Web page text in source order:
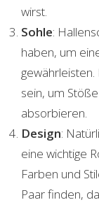
wirst.
Sohle:
haben, um
sein, um
absorbieren.
Design:
eine wichtige
Farben und
Paar finden,